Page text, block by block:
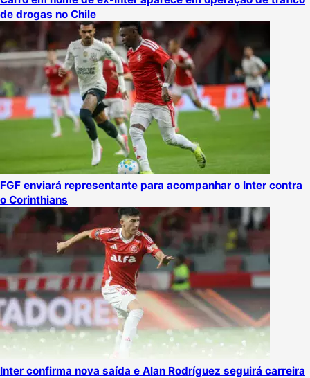
de drogas no Chile
FGF enviará representante para acompanhar o Inter contra
o Corinthians
Inter confirma nova saída e Alan Rodríguez seguirá carreira